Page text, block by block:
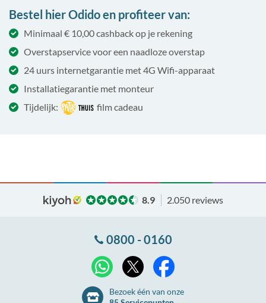
Bestel hier Odido en profiteer van:
Minimaal € 10,00 cashback op je rekening
Overstapservice voor een naadloze overstap
24 uurs internetgarantie met 4G Wifi-apparaat
Installatiegarantie met monteur
Tijdelijk:
film cadeau
8.9 2.050 reviews
0800 - 0160
WhatsApp
Bezoek één van onze